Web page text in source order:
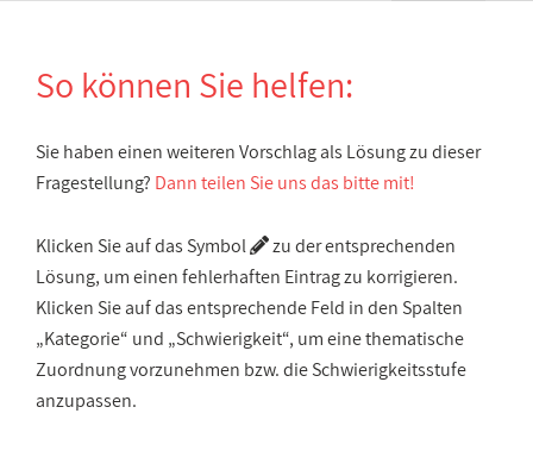
So können Sie helfen:
Sie haben einen weiteren Vorschlag als Lösung zu dieser
Fragestellung? Dann teilen Sie uns das bitte mit!
Klicken Sie auf das Symbol
zu der entsprechenden
Lösung, um einen fehlerhaften Eintrag zu korrigieren.
Klicken Sie auf das entsprechende Feld in den Spalten
„Kategorie“ und „Schwierigkeit“, um eine thematische
Zuordnung vorzunehmen bzw. die Schwierigkeitsstufe
anzupassen.